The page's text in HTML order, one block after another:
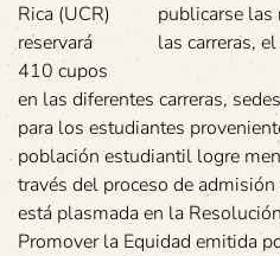
publicarse las
las carreras,
Rica (UCR)
reservará
410 cupos
en las diferentes carreras,
para los estudiantes
población estudiantil logre
través del proceso de
está plasmada en la
Promover la Equidad emitida